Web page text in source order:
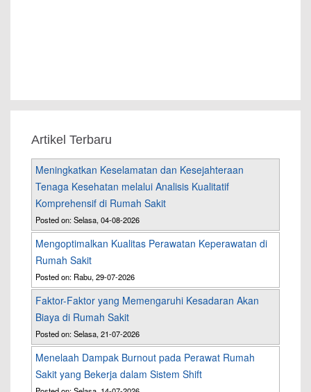
Artikel Terbaru
Meningkatkan Keselamatan dan Kesejahteraan
Tenaga Kesehatan melalui Analisis Kualitatif
Komprehensif di Rumah Sakit
Posted on: Selasa, 04-08-2026
Mengoptimalkan Kualitas Perawatan Keperawatan di
Rumah Sakit
Posted on: Rabu, 29-07-2026
Faktor-Faktor yang Memengaruhi Kesadaran Akan
Biaya di Rumah Sakit
Posted on: Selasa, 21-07-2026
Menelaah Dampak Burnout pada Perawat Rumah
Sakit yang Bekerja dalam Sistem Shift